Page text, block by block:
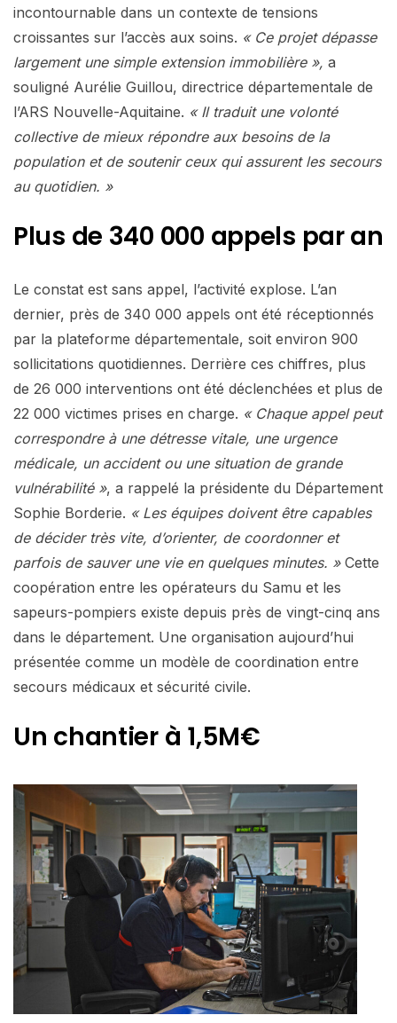
incontournable dans un contexte de tensions
croissantes sur l’accès aux soins. « Ce projet dépasse
largement une simple extension immobilière », a
souligné Aurélie Guillou, directrice départementale de
l’ARS Nouvelle-Aquitaine. « Il traduit une volonté
collective de mieux répondre aux besoins de la
population et de soutenir ceux qui assurent les secours
au quotidien. »
Plus de 340 000 appels par an
Le constat est sans appel, l’activité explose. L’an
dernier, près de 340 000 appels ont été réceptionnés
par la plateforme départementale, soit environ 900
sollicitations quotidiennes. Derrière ces chiffres, plus
de 26 000 interventions ont été déclenchées et plus de
22 000 victimes prises en charge. « Chaque appel peut
correspondre à une détresse vitale, une urgence
médicale, un accident ou une situation de grande
vulnérabilité », a rappelé la présidente du Département
Sophie Borderie. « Les équipes doivent être capables
de décider très vite, d’orienter, de coordonner et
parfois de sauver une vie en quelques minutes. »Cette
coopération entre les opérateurs du Samu et les
sapeurs-pompiers existe depuis près de vingt-cinq ans
dans le département. Une organisation aujourd’hui
présentée comme un modèle de coordination entre
secours médicaux et sécurité civile.
Un chantier à 1,5M€